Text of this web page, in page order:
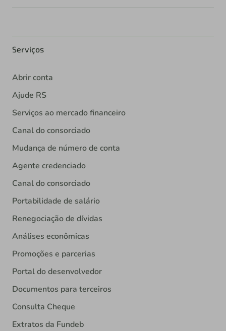
Serviços
Abrir conta
Ajude RS
Serviços ao mercado financeiro
Canal do consorciado
Mudança de número de conta
Agente credenciado
Canal do consorciado
Portabilidade de salário
Renegociação de dívidas
Análises econômicas
Promoções e parcerias
Portal do desenvolvedor
Documentos para terceiros
Consulta Cheque
Extratos da Fundeb